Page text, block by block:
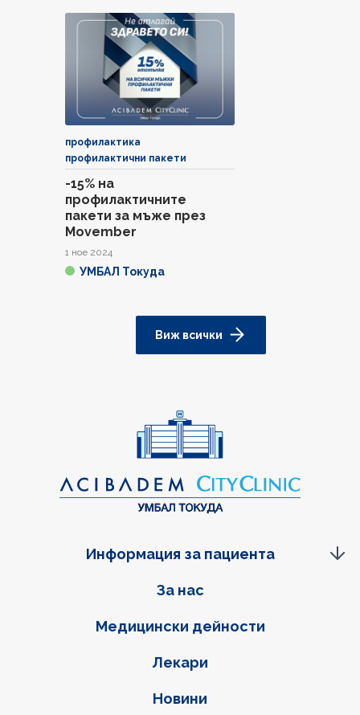
профилактика
профилактични пакети
-15% на
профилактичните
пакети за мъже през
Movember
1 ное 2024
УМБАЛ Токуда
Виж всички
Фуутер навигация
За нас
Медицински дейности
Лекари
Новини
Информация за пациента